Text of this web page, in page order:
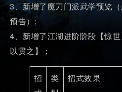
3、新增了魔刀门派武学预览
预告）;
4、新增了江湖进阶阶段【惊
以贯之】；
招
类
招式效果